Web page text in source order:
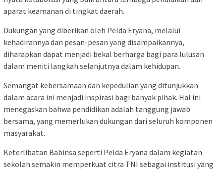
aparat keamanan di tingkat daerah.
Dukungan yang diberikan oleh Pelda Eryana, melalui
kehadirannya dan pesan-pesan yang disampaikannya,
diharapkan dapat menjadi bekal berharga bagi para lulusan
dalam meniti langkah selanjutnya dalam kehidupan.
Semangat kebersamaan dan kepedulian yang ditunjukkan
dalam acara ini menjadi inspirasi bagi banyak pihak. Hal ini
menegaskan bahwa pendidikan adalah tanggung jawab
bersama, yang memerlukan dukungan dari seluruh komponen
masyarakat.
Keterlibatan Babinsa seperti Pelda Eryana dalam kegiatan
sekolah semakin memperkuat citra TNI sebagai institusi yang